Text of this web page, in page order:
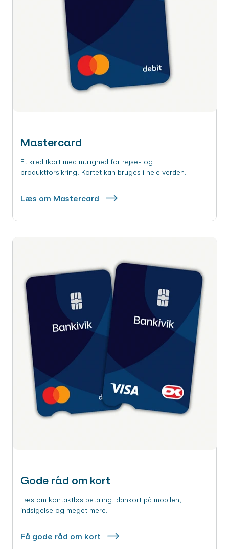
Mastercard
Et kreditkort med mulighed for rejse- og
produktforsikring. Kortet kan bruges i hele verden.
Læs om Mastercard
Gode råd om kort
Læs om kontaktløs betaling, dankort på mobilen,
indsigelse og meget mere.
Få gode råd om kort